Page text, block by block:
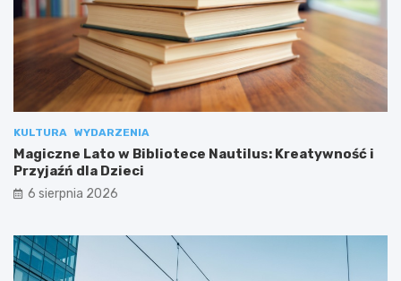
KULTURA WYDARZENIA
Magiczne Lato w Bibliotece Nautilus: Kreatywność i
Przyjaźń dla Dzieci
6 sierpnia 2026